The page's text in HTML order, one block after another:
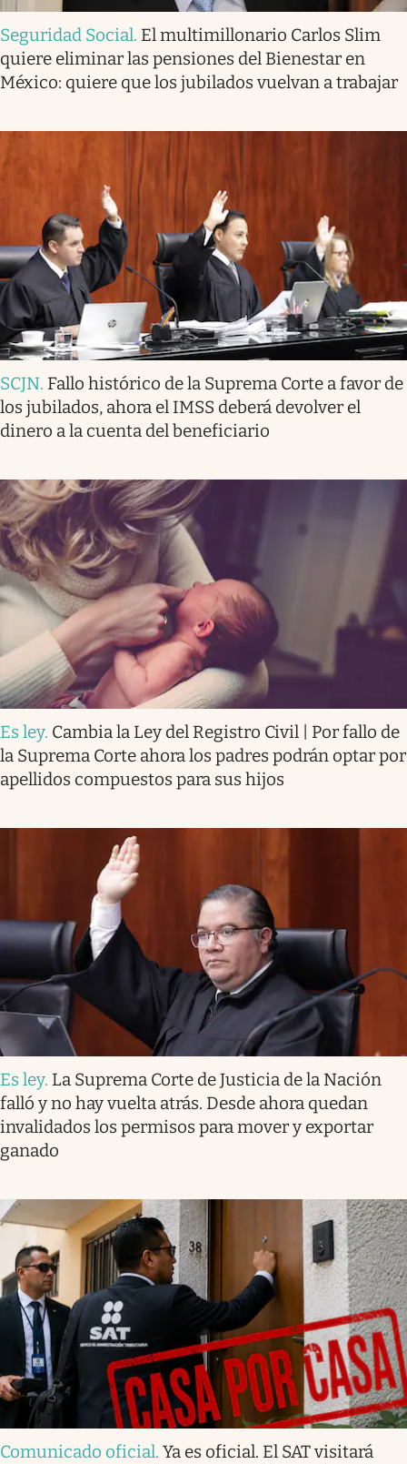
Seguridad Social. El multimillonario Carlos Slim
quiere eliminar las pensiones del Bienestar en
México: quiere que los jubilados vuelvan a trabajar
SCJN. Fallo histórico de la Suprema Corte a favor de
los jubilados, ahora el IMSS deberá devolver el
dinero a la cuenta del beneficiario
Es ley. Cambia la Ley del Registro Civil | Por fallo de
la Suprema Corte ahora los padres podrán optar por
apellidos compuestos para sus hijos
Es ley. La Suprema Corte de Justicia de la Nación
falló y no hay vuelta atrás. Desde ahora quedan
invalidados los permisos para mover y exportar
ganado
Comunicado oficial. Ya es oficial. El SAT visitará